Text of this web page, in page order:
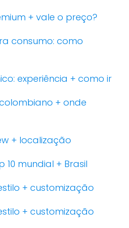
+ vale o preço?
consumo: como
experiência + como ir
+ onde
+ localização
mundial + Brasil
+ customização
+ customização